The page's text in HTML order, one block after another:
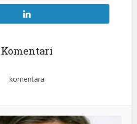
Komentari
komentara